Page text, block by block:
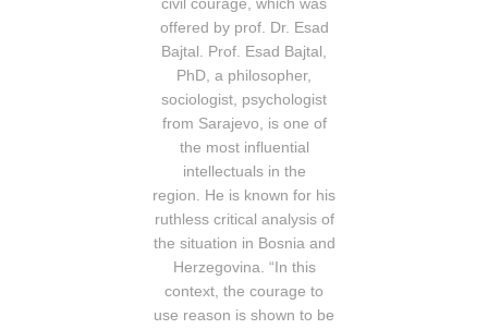
civil courage, which was
offered by prof. Dr. Esad
Bajtal. Prof. Esad Bajtal,
PhD, a philosopher,
sociologist, psychologist
from Sarajevo, is one of
the most influential
intellectuals in the
region. He is known for his
ruthless critical analysis of
the situation in Bosnia and
Herzegovina. “In this
context, the courage to
use reason is shown to be